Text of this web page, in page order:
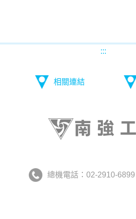
:::
相關連結
總機電話：02-2910-